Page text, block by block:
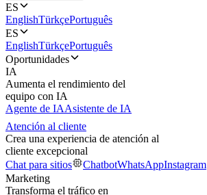
ES
EnglishTürkçePortuguês
ES
EnglishTürkçePortuguês
Oportunidades
IA
Aumenta el rendimiento del
equipo con IA
Agente de IAAsistente de IA
Atención al cliente
Crea una experiencia de atención al
cliente excepcional
Chat para sitios
ChatbotWhatsAppInstagram
Marketing
Transforma el tráfico en